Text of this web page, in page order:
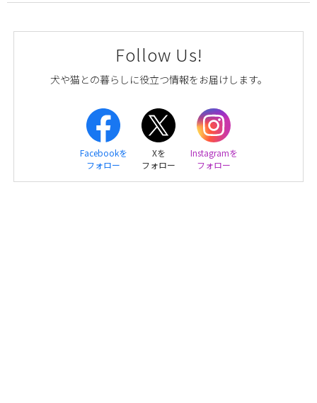
Follow Us!
犬や猫との暮らしに役立つ情報をお届けします。
Facebookを
フォロー
Xを
フォロー
Instagramを
フォロー